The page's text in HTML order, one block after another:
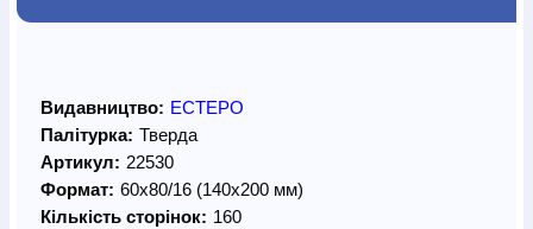
Видавництво: ЕСТЕРО
Палітурка: Тверда
Артикул: 22530
Формат: 60х80/16 (140х200 мм)
Кількість сторінок: 160